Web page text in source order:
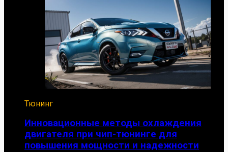
Тюнинг
Инновационные методы охлаждения
двигателя при чип-тюнинге для
повышения мощности и надежности